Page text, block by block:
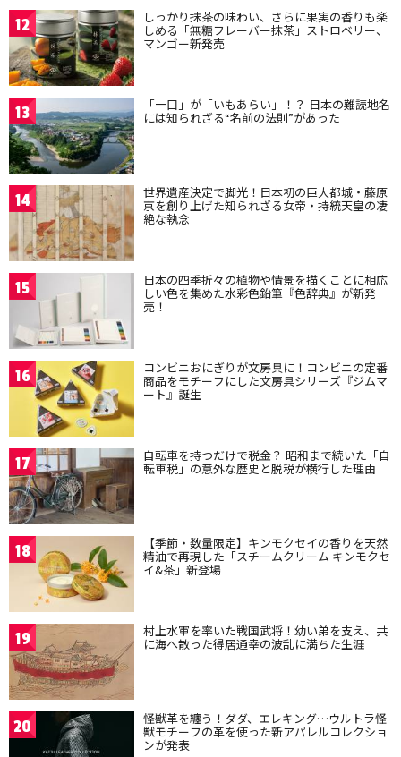
12 しっかり抹茶の味わい、さらに果実の香りも楽
しめる「無糖フレーバー抹茶」ストロベリー、
マンゴー新発売
13 「一口」が「いもあらい」！？ 日本の難読地名
には知られざる“名前の法則”があった
14 世界遺産決定で脚光！日本初の巨大都城・藤原
京を創り上げた知られざる女帝・持統天皇の凄
絶な執念
15 日本の四季折々の植物や情景を描くことに相応
しい色を集めた水彩色鉛筆『色辞典』が新発
売！
16 コンビニおにぎりが文房具に！コンビニの定番
商品をモチーフにした文房具シリーズ『ジムマ
ート』誕生
17 自転車を持つだけで税金？ 昭和まで続いた「自
転車税」の意外な歴史と脱税が横行した理由
18 【季節・数量限定】キンモクセイの香りを天然
精油で再現した「スチームクリーム キンモクセ
イ&茶」新登場
19 村上水軍を率いた戦国武将！幼い弟を支え、共
に海へ散った得居通幸の波乱に満ちた生涯
20 怪獣革を纏う！ダダ、エレキング…ウルトラ怪
獣モチーフの革を使った新アパレルコレクショ
ンが発表